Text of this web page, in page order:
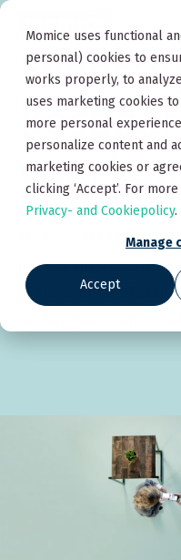
Momice uses functional
personal) cookies to
works properly, to
uses marketing cookies
more personal
personalize content and
marketing cookies or
clicking ‘Accept’. For
Privacy- and Cookiepolicy.
Manage
Accept
Momice maakt
jou als organisator
jij als